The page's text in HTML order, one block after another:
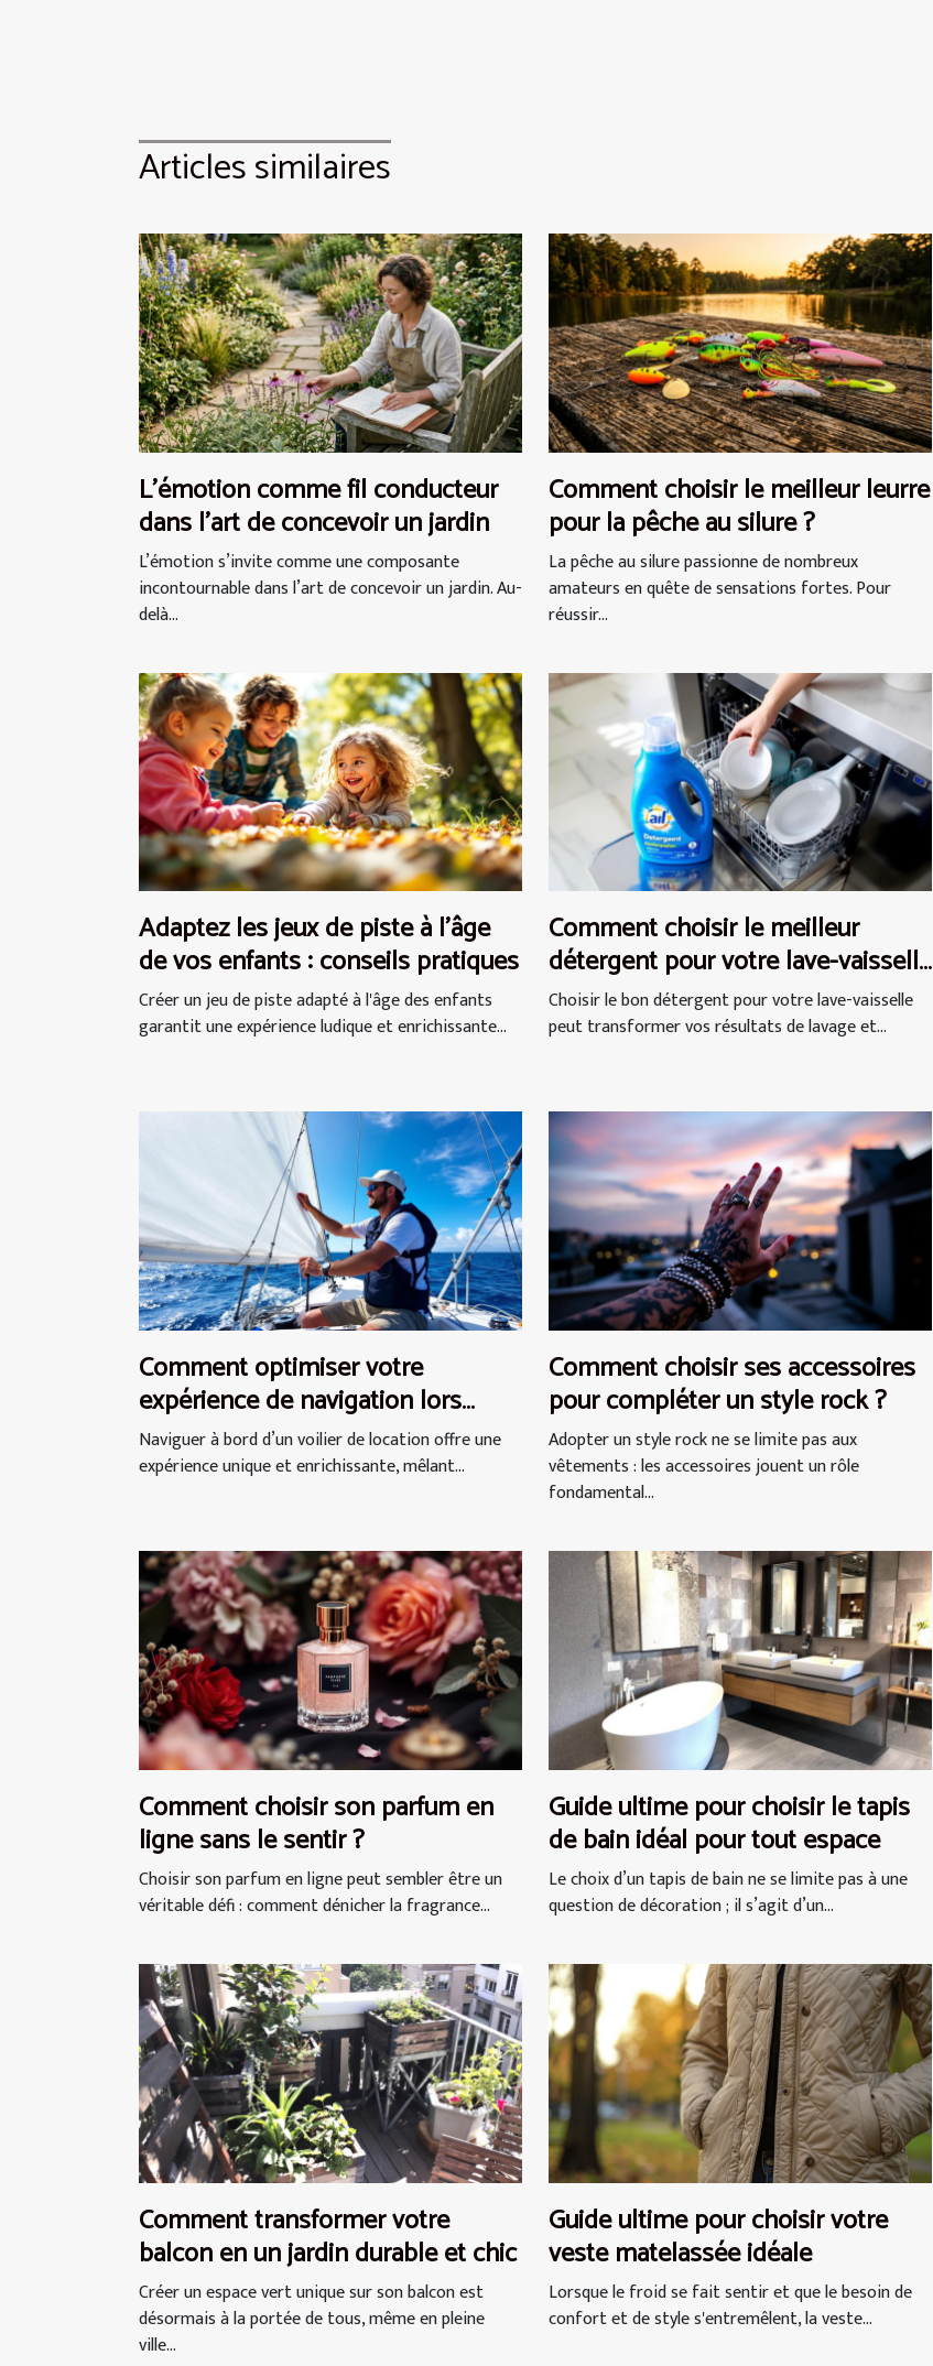
Articles similaires
L’émotion comme fil conducteur
dans l’art de concevoir un jardin
L’émotion s’invite comme une composante
incontournable dans l’art de concevoir un jardin. Au-
delà...
Comment choisir le meilleur leurre
pour la pêche au silure ?
La pêche au silure passionne de nombreux
amateurs en quête de sensations fortes. Pour
réussir...
Adaptez les jeux de piste à l'âge
de vos enfants : conseils pratiques
Créer un jeu de piste adapté à l'âge des enfants
garantit une expérience ludique et enrichissante...
Comment choisir le meilleur
détergent pour votre lave-vaisselle
?
Choisir le bon détergent pour votre lave-vaisselle
peut transformer vos résultats de lavage et...
Comment optimiser votre
expérience de navigation lors
d'une location de voilier ?
Naviguer à bord d’un voilier de location offre une
expérience unique et enrichissante, mêlant...
Comment choisir ses accessoires
pour compléter un style rock ?
Adopter un style rock ne se limite pas aux
vêtements : les accessoires jouent un rôle
fondamental...
Comment choisir son parfum en
ligne sans le sentir ?
Choisir son parfum en ligne peut sembler être un
véritable défi : comment dénicher la fragrance...
Guide ultime pour choisir le tapis
de bain idéal pour tout espace
Le choix d’un tapis de bain ne se limite pas à une
question de décoration ; il s’agit d’un...
Comment transformer votre
balcon en un jardin durable et chic
Créer un espace vert unique sur son balcon est
désormais à la portée de tous, même en pleine
ville...
Guide ultime pour choisir votre
veste matelassée idéale
Lorsque le froid se fait sentir et que le besoin de
confort et de style s'entremêlent, la veste...